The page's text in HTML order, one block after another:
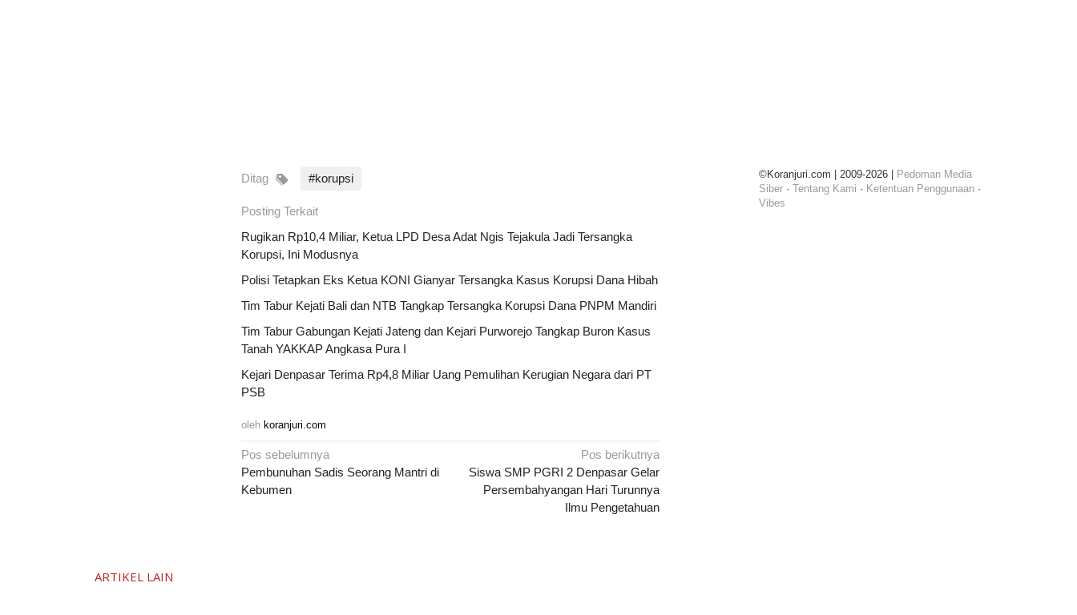
Ditag #korupsi
Posting Terkait
Rugikan Rp10,4 Miliar, Ketua LPD Desa Adat Ngis Tejakula Jadi Tersangka
Korupsi, Ini Modusnya
Polisi Tetapkan Eks Ketua KONI Gianyar Tersangka Kasus Korupsi Dana Hibah
Tim Tabur Kejati Bali dan NTB Tangkap Tersangka Korupsi Dana PNPM Mandiri
Tim Tabur Gabungan Kejati Jateng dan Kejari Purworejo Tangkap Buron Kasus
Tanah YAKKAP Angkasa Pura I
Kejari Denpasar Terima Rp4,8 Miliar Uang Pemulihan Kerugian Negara dari PT
PSB
oleh koranjuri.com
Navigasi
pos
Pos sebelumnya
Pembunuhan Sadis Seorang Mantri di
Kebumen
Pos berikutnya
Siswa SMP PGRI 2 Denpasar Gelar
Persembahyangan Hari Turunnya
Ilmu Pengetahuan
ARTIKEL LAIN
©Koranjuri.com | 2009-2026 | Pedoman Media
Siber ·Tentang Kami · Ketentuan Penggunaan ·
Vibes